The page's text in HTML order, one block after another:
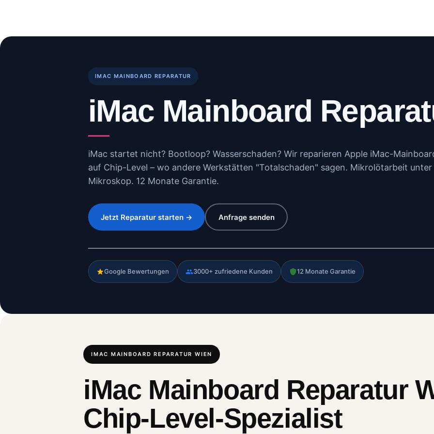
IMAC MAINBOARD REPARATUR
iMac Mainboard
iMac startet nicht? Bootloop? Wasserschaden? Wir reparieren Apple iMac-
auf Chip-Level – wo andere Werkstätten "Totalschaden" sagen. Mikrolötarbeit unter
Mikroskop. 12 Monate Garantie.
Jetzt Reparatur starten → Anfrage senden
Google Bewertungen 3000+ zufriedene Kunden 12 Monate Garantie
IMAC MAINBOARD REPARATUR WIEN
iMac Mainboard Reparatur
Chip-Level-Spezialist